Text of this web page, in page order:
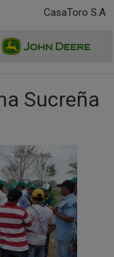
CasaToro S.A
Sucreña